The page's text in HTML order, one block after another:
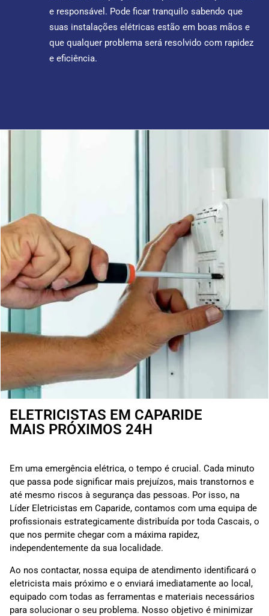
e responsável. Pode ficar tranquilo sabendo que
suas instalações elétricas estão em boas mãos e
que qualquer problema será resolvido com rapidez
e eficiência.
ELETRICISTAS EM CAPARIDE
MAIS PRÓXIMOS 24H
Em uma emergência elétrica, o tempo é crucial. Cada minuto
que passa pode significar mais prejuízos, mais transtornos e
até mesmo riscos à segurança das pessoas. Por isso, na
Líder Eletricistas em Caparide, contamos com uma equipa de
profissionais estrategicamente distribuída por toda Cascais, o
que nos permite chegar com a máxima rapidez,
independentemente da sua localidade.
Ao nos contactar, nossa equipa de atendimento identificará o
eletricista mais próximo e o enviará imediatamente ao local,
equipado com todas as ferramentas e materiais necessários
para solucionar o seu problema. Nosso objetivo é minimizar